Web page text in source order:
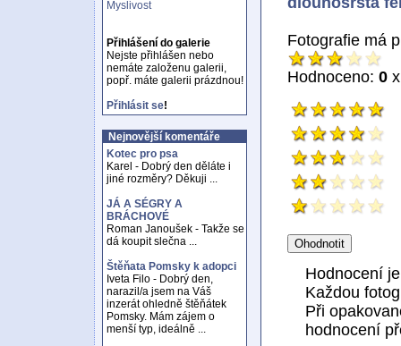
Myslivost
Přihlášení do galerie
Nejste přihlášen nebo
nemáte založenu galerii,
popř. máte galerii prázdnou!
Přihlásit se!
Nejnovější komentáře
Kotec pro psa
Karel - Dobrý den děláte i
jiné rozměry? Děkuji ...
JÁ A SÉGRY A
BRÁCHOVÉ
Roman Janoušek - Takže se
dá koupit slečna ...
Štěňata Pomsky k adopci
Iveta Filo - Dobrý den,
narazil/a jsem na Váš
inzerát ohledně štěňátek
Pomsky. Mám zájem o
menší typ, ideálně ...
Fotografie má
Hodnoceno: 0 x
Hodnocení
Každou
Při
hodnocení